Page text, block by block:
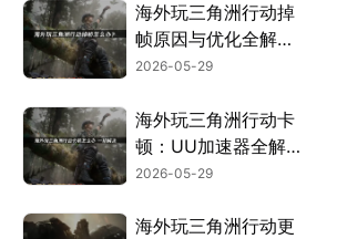
海外玩三角洲行动掉
帧原因与优化全解
析！
2026-05-29
海外玩三角洲行动卡
顿：UU加速器全解
析！
2026-05-29
海外玩三角洲行动更